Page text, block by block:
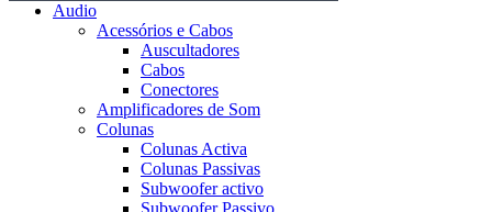
Audio
Acessórios e Cabos
Auscultadores
Cabos
Conectores
Amplificadores de Som
Colunas
Colunas Activa
Colunas Passivas
Subwoofer activo
Subwoofer Passivo